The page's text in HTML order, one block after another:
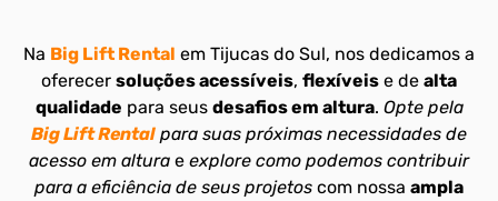
Na Big Lift Rental em Tijucas do Sul, nos dedicamos a
oferecer soluções acessíveis, flexíveis e de alta
qualidade para seus desafios em altura. Opte pela
Big Lift Rental para suas próximas necessidades de
acesso em altura e explore como podemos contribuir
para a eficiência de seus projetos com nossa ampla